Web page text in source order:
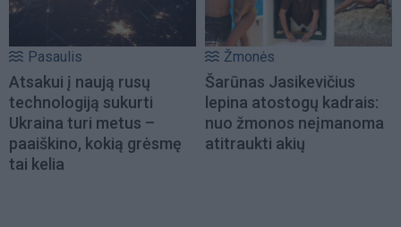
Pasaulis
Atsakui į naują rusų
technologiją sukurti
Ukraina turi metus –
paaiškino, kokią grėsmę
tai kelia
Žmonės
Šarūnas Jasikevičius
lepina atostogų kadrais:
nuo žmonos neįmanoma
atitraukti akių